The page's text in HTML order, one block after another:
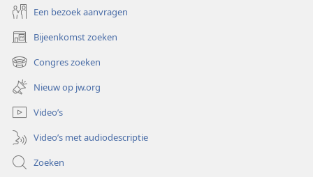
Een bezoek aanvragen
Bijeenkomst zoeken
(opent
nieuw
venster)
Congres zoeken
(opent
nieuw
venster)
Nieuw op jw.org
Video’s
Video’s met audiodescriptie
Zoeken